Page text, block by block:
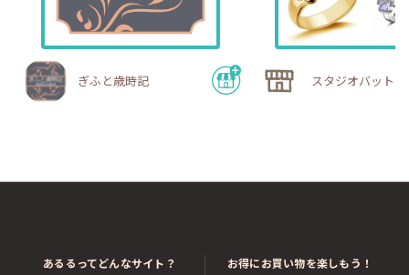
ぎふと歳時記 スタジオバット
あるるってどんなサイト？ お得にお買い物を楽しもう！